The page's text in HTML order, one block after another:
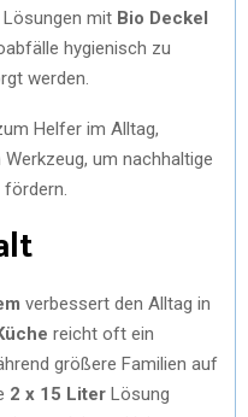
Lösungen mit Bio Deckel
hygienisch zu
werden.
Helfer im Alltag,
um nachhaltige
fördern.
verbessert den Alltag in
reicht oft ein
größere Familien auf
2 x 15 Liter Lösung